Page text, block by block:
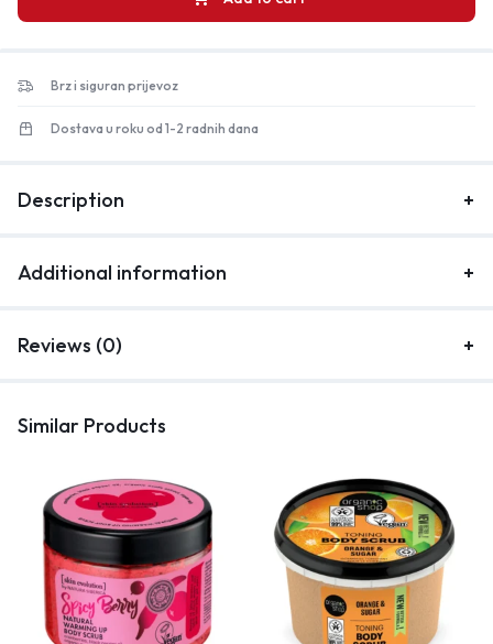
Brz i siguran prijevoz
Dostava u roku od 1-2 radnih dana
Description
Additional information
Reviews (0)
Similar Products